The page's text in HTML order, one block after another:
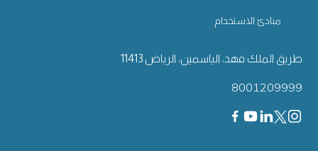
مبادئ الاستخدام
طريق الملك فهد، الياسمين، الرياض 11413
8001209999